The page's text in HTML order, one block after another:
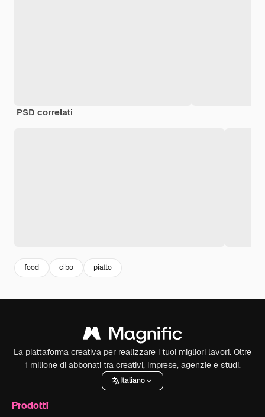
PSD correlati
food cibo piatto
La piattaforma creativa per realizzare i tuoi migliori lavori. Oltre
1 milione di abbonati tra creativi, imprese, agenzie e studi.
Italiano
Prodotti